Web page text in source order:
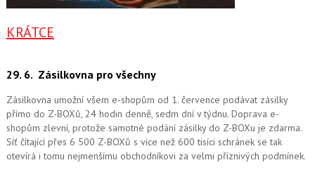
KRÁTCE
29. 6. Zásilkovna pro všechny
Zásilkovna umožní všem e-shopům od 1. července podávat zásilky
přímo do Z-BOXů, 24 hodin denně, sedm dní v týdnu. Doprava e-
shopům zlevní, protože samotné podání zásilky do Z-BOXu je zdarma.
Síť čítající přes 6 500 Z-BOXů s více než 600 tisíci schránek se tak
otevírá i tomu nejmenšímu obchodníkovi za velmi příznivých podmínek.